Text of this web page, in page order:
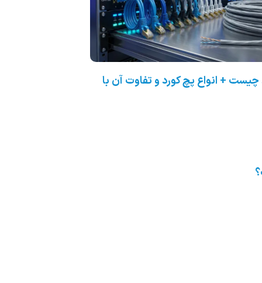
چیست + انواع پچ کورد و تفاوت آن با